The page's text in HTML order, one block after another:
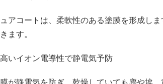
ュアコートは、柔軟性のある塗膜を形成し
ます。
高いイオン電導性で静電気予防
が静電気を防ぎ、乾燥していても塵や埃、